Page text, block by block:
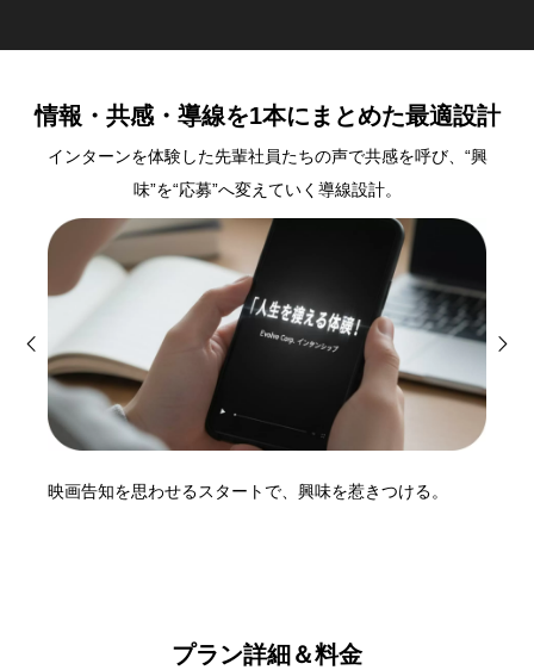
情報・共感・導線を1本にまとめた最適設計
インターンを体験した先輩社員たちの声で共感を呼び、“興
味”を“応募”へ変えていく導線設計。
映画告知を思わせるスタートで、興味を惹きつける。
プラン詳細＆料金